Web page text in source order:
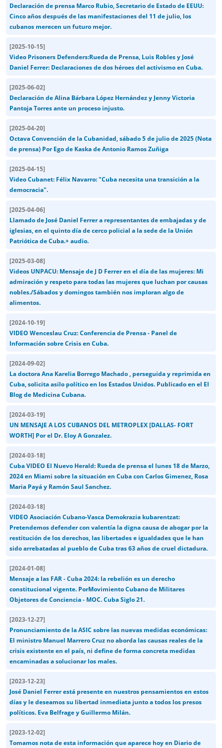
Declaración de prensa Marco Rubio, Secretario de Estado de EEUU:
Cinco años después de las manifestaciones del 11 de julio, los
cubanos merecen un futuro mejor.
[2025-10-15]
Video Prisoners Defenders:Rueda de Prensa, Luis Robles y José
Daniel Ferrer: Declaraciones de dos héroes del activismo en Cuba.
[2025-06-02]
Declaración de Alina Bárbara López Hernández y Jenny Victoria
Pantoja Torres ante un proceso injusto.
[2025-04-20]
Octava Convención de la Cubanidad, sábado 5 de julio de 2025 (Nota
de prensa) Por Ego de Kaska de Antonio Ramos Zuñiga
[2025-04-15]
Video Cubanet: Félix Navarro: "Cuba necesita una transición a la
democracia".
[2025-04-06]
Llamado de José Daniel Ferrer a representantes de embajadas y de
iglesias, en el quinto día de cerco policial a la sede de la Unión
Patriótica de Cuba.+ audio.
[2025-03-08]
Videos UNPACU: Mensaje de J D Ferrer en el día de las mujeres: Mi
admiración y respeto para todas las mujeres que luchan por causas
nobles./Sábados y domingos también nos imploran algo de
alimentos.
[2024-10-19]
VIDEO Wenceslau Cruz: Conferencia de Prensa - Panel de
Información sobre Crisis en Cuba.
[2024-09-02]
La doctora Ana Karelia Borrego Machado , perseguida y reprimida en
Cuba, solicita asilo político en los Estados Unidos. Publicado en el El
Blog de Medicina Cubana.
[2024-03-19]
UN MENSAJE A LOS CUBANOS DEL METROPLEX [DALLAS- FORT
WORTH] Por el Dr. Eloy A Gonzalez.
[2024-03-18]
Cuba VIDEO El Nuevo Herald: Rueda de prensa el lunes 18 de Marzo,
2024 en Miami sobre la situación en Cuba con Carlos Gimenez, Rosa
Maria Payá y Ramón Saul Sanchez.
[2024-03-18]
VIDEO Asociación Cubano-Vasca Demokrazia kubarentzat:
Pretendemos defender con valentía la digna causa de abogar por la
restitución de los derechos, las libertades e igualdades que le han
sido arrebatadas al pueblo de Cuba tras 63 años de cruel dictadura.
[2024-01-08]
Mensaje a las FAR - Cuba 2024: la rebelión es un derecho
constitucional vigente. PorMovimiento Cubano de Militares
Objetores de Conciencia - MOC. Cuba Siglo 21.
[2023-12-27]
Pronunciamiento de la ASIC sobre las nuevas medidas económicas:
El ministro Manuel Marrero Cruz no aborda las causas reales de la
crisis existente en el país, ni define de forma concreta medidas
encaminadas a solucionar los males.
[2023-12-23]
José Daniel Ferrer está presente en nuestros pensamientos en estos
días y le deseamos su libertad inmediata junto a todos los presos
políticos. Eva Belfrage y Guillermo Milán.
[2023-12-02]
Tomamos nota de esta información que aparece hoy en Diario de